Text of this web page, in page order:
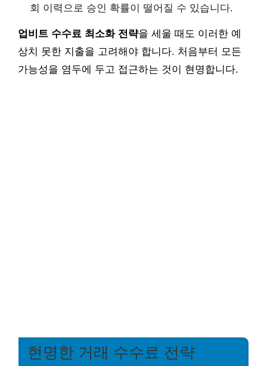
회 이력으로 승인 확률이 떨어질 수 있습니다.
업비트 수수료 최소화 전략을 세울 때도 이러한 예
상치 못한 지출을 고려해야 합니다. 처음부터 모든
가능성을 염두에 두고 접근하는 것이 현명합니다.
현명한 거래 수수료 전략